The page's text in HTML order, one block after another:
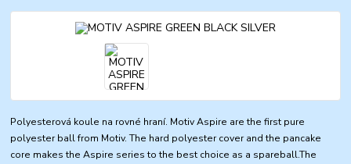
Polyesterová koule na rovné hraní. Motiv Aspire are the first pure
polyester ball from Motiv. The hard polyester cover and the pancake
core makes the Aspire series to the best choice as a spareball.The